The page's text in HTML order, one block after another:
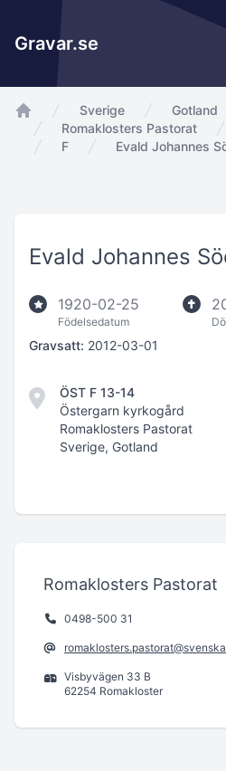
Gravar.se
app.Start
Sverige
Gotland
Romaklosters Pastorat
F
Evald Johannes
Evald Johannes
1920-02-25
Födelsedatum
Gravsatt: 2012-03-01
ÖST F 13-14
Östergarn kyrkogård
Romaklosters Pastorat
Sverige, Gotland
Romaklosters Pastorat
0498-500 31
Visbyvägen 33 B
62254 Romakloster